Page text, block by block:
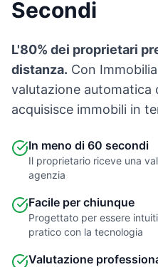
Secondi
L'80% dei proprietari
distanza. Con
valutazione automatica
acquisisce immobili in
In meno di 60 secondi
Il proprietario riceve una
agenzia
Facile per chiunque
Progettato per essere
pratico con la tecnologia
Valutazione